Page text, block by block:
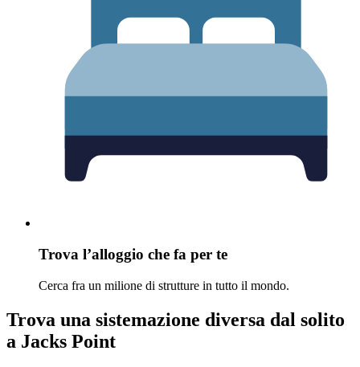
Trova l’alloggio che fa per te
Cerca fra un milione di strutture in tutto il mondo.
Trova una sistemazione diversa dal solito
a Jacks Point